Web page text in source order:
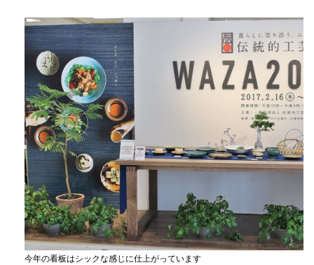
今年の看板はシックな感じに仕上がっています